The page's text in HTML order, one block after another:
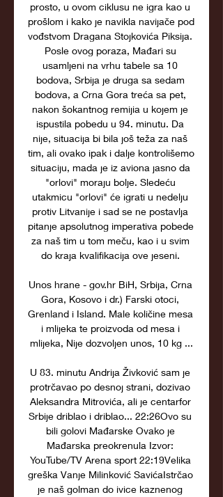
prosto, u ovom ciklusu ne igra kao u
prošlom i kako je navikla navijače pod
vođstvom Dragana Stojkovića Piksija.
Posle ovog poraza, Mađari su
usamljeni na vrhu tabele sa 10
bodova, Srbija je druga sa sedam
bodova, a Crna Gora treća sa pet,
nakon šokantnog remijia u kojem je
ispustila pobedu u 94. minutu. Da
nije, situacija bi bila još teža za naš
tim, ali ovako ipak i dalje kontrolišemo
situaciju, mada je iz aviona jasno da
"orlovi" moraju bolje. Sledeću
utakmicu "orlovi" će igrati u nedelju
protiv Litvanije i sad se ne postavlja
pitanje apsolutnog imperativa pobede
za naš tim u tom meču, kao i u svim
do kraja kvalifikacija ove jeseni.
Unos hrane - gov.hr BiH, Srbija, Crna
Gora, Kosovo i dr.) Farski otoci,
Grenland i Island. Male količine mesa
i mlijeka te proizvoda od mesa i
mlijeka, Nije dozvoljen unos, 10 kg ...
U 83. minutu Andrija Živković sam je
protrčavao po desnoj strani, dozivao
Aleksandra Mitrovića, ali je centarfor
Srbije driblao i driblao... 22:26Ovo su
bili golovi Mađarske Ovako je
Mađarska preokrenula Izvor:
YouTube/TV Arena sport 22:19Velika
greška Vanje Milinković SavićaIstrčao
je naš golman do ivice kaznenog